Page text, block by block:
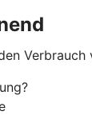
Verbrauch